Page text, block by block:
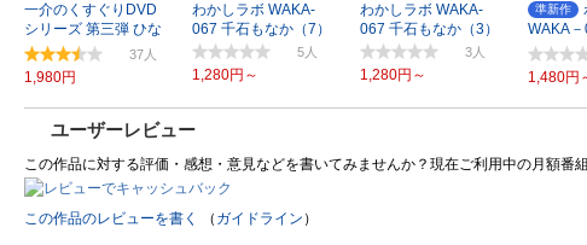
一介のくすぐりDVD
シリーズ 第三弾 ひな
たさん編
37
1,980円
わかしラボ WAKA-
067 千石もなか（7）
5
1,280円～
わかしラボ WAKA-
067 千石もなか（3）
3
1,280円～
準新作
WAKA
と（6）
1,480円
ユーザーレビュー
この作品に対する評価・感想・意見などを書いてみませんか？現在ご利用中の月額番
この作品のレビューを書く （ ガイドライン ）